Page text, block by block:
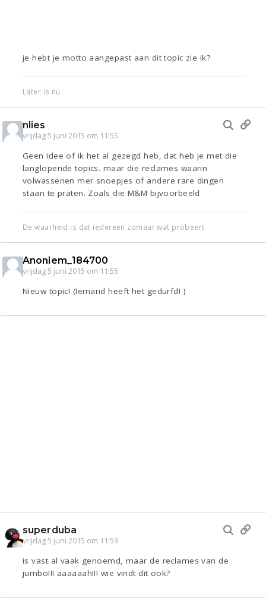
je hebt je motto aangepast aan dit topic zie ik?
Later is nu
nlies
vrijdag 5 juni 2015 om 11:55
Geen idee of ik het al gezegd heb, dat heb je met die
langlopende topics. maar die reclames waarin
volwassenen mer snoepjes of andere rare dingen
staan te praten. Zoals die M&M bijvoorbeeld
De waarheid is dat iedereen zomaar wat probeert
Anoniem_184700
vrijdag 5 juni 2015 om 11:55
Nieuw topic! (Iemand heeft het gedurfd! )
superduba
vrijdag 5 juni 2015 om 11:59
is vast al vaak genoemd, maar de reclames van de
jumbo!!! aaaaaah!!! wie vindt dit ook?